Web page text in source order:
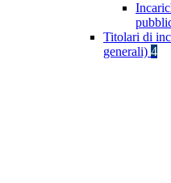
Titolari di
generali) 4